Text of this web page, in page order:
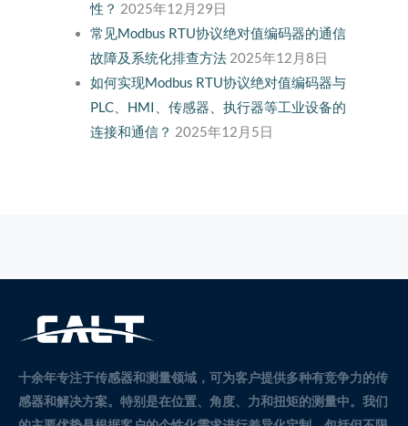
性？ 2025年12月29日
常见Modbus RTU协议绝对值编码器的通信
故障及系统化排查方法 2025年12月8日
如何实现Modbus RTU协议绝对值编码器与
PLC、HMI、传感器、执行器等工业设备的
连接和通信？ 2025年12月5日
十余年专注于传感器和测量领域，可为客户提供多种有竞争力的传
感器和解决方案。 特别是在位置、角度、力和扭矩的测量中。 我们